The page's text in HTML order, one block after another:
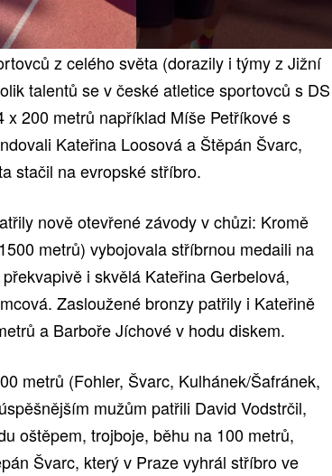
z celého světa (dorazily i týmy z Jižní
talentů se v české atletice sportovců s DS
x 200 metrů například Míše Petříkové s
Kateřina Loosová a Štěpán Švarc,
stačil na evropské stříbro.
nově otevřené závody v chůzi: Kromě
metrů) vybojovala stříbrnou medaili na
i skvělá Kateřina Gerbelová,
Zasloužené bronzy patřily i Kateřině
a Barboře Jíchové v hodu diskem.
metrů (Fohler, Švarc, Kulhánek/Šafránek,
mužům patřili David Vodstrčil,
oštěpem, trojboje, běhu na 100 metrů,
Švarc, který v Praze vyhrál stříbro ve